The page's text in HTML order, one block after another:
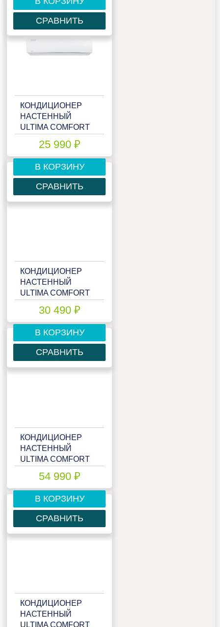
СРАВНИТЬ
КОНДИЦИОНЕР
НАСТЕННЫЙ
ULTIMA COMFORT
25 990 ₽
В КОРЗИНУ
СРАВНИТЬ
КОНДИЦИОНЕР
НАСТЕННЫЙ
ULTIMA COMFORT
30 490 ₽
В КОРЗИНУ
СРАВНИТЬ
КОНДИЦИОНЕР
НАСТЕННЫЙ
ULTIMA COMFORT
54 990 ₽
В КОРЗИНУ
СРАВНИТЬ
КОНДИЦИОНЕР
НАСТЕННЫЙ
ULTIMA COMFORT